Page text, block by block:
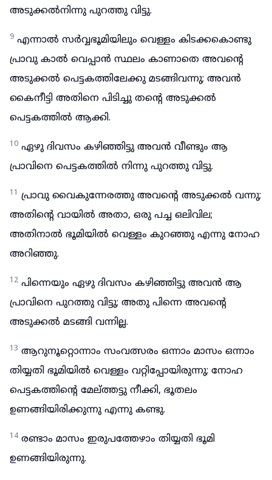
അടുക്കൽനിന്നു പുറത്തു വിട്ടു.
9 എന്നാൽ സർവ്വഭൂമിയിലും വെള്ളം കിടക്കകൊണ്ടു
പ്രാവു കാൽ വെപ്പാൻ സ്ഥലം കാണാതെ അവന്റെ
അടുക്കൽ പെട്ടകത്തിലേക്കു മടങ്ങിവന്നു; അവൻ
കൈനീട്ടി അതിനെ പിടിച്ചു തന്റെ അടുക്കൽ
പെട്ടകത്തിൽ ആക്കി.
10 ഏഴു ദിവസം കഴിഞ്ഞിട്ടു അവൻ വീണ്ടും ആ
പ്രാവിനെ പെട്ടകത്തിൽ നിന്നു പുറത്തു വിട്ടു.
11 പ്രാവു വൈകുന്നേരത്തു അവന്റെ അടുക്കൽ വന്നു;
അതിന്റെ വായിൽ അതാ, ഒരു പച്ച ഒലിവില;
അതിനാൽ ഭൂമിയിൽ വെള്ളം കുറഞ്ഞു എന്നു നോഹ
അറിഞ്ഞു.
12 പിന്നെയും ഏഴു ദിവസം കഴിഞ്ഞിട്ടു അവൻ ആ
പ്രാവിനെ പുറത്തു വിട്ടു; അതു പിന്നെ അവന്റെ
അടുക്കൽ മടങ്ങി വന്നില്ല.
13 ആറുനൂറ്റൊന്നാം സംവത്സരം ഒന്നാം മാസം ഒന്നാം
തിയ്യതി ഭൂമിയിൽ വെള്ളം വറ്റിപ്പോയിരുന്നു; നോഹ
പെട്ടകത്തിന്റെ മേല്ത്തട്ടു നീക്കി, ഭൂതലം
ഉണങ്ങിയിരിക്കുന്നു എന്നു കണ്ടു.
14 രണ്ടാം മാസം ഇരുപത്തേഴാം തിയ്യതി ഭൂമി
ഉണങ്ങിയിരുന്നു.